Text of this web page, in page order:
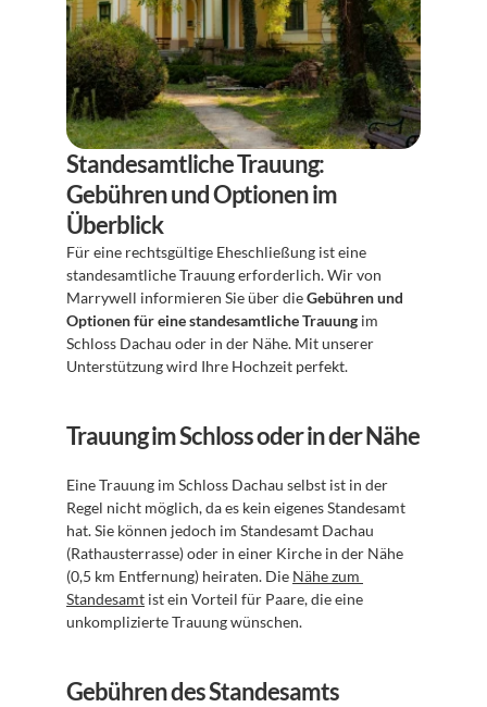
Standesamtliche Trauung:
Gebühren und Optionen im
Überblick
Für eine rechtsgültige Eheschließung ist eine
standesamtliche Trauung erforderlich. Wir von
Marrywell informieren Sie über die Gebühren und
Optionen für eine standesamtliche Trauung im
Schloss Dachau oder in der Nähe. Mit unserer
Unterstützung wird Ihre Hochzeit perfekt.
Trauung im Schloss oder in der Nähe
Eine Trauung im Schloss Dachau selbst ist in der
Regel nicht möglich, da es kein eigenes Standesamt
hat. Sie können jedoch im Standesamt Dachau
(Rathausterrasse) oder in einer Kirche in der Nähe
(0,5 km Entfernung) heiraten. Die Nähe zum
Standesamt ist ein Vorteil für Paare, die eine
unkomplizierte Trauung wünschen.
Gebühren des Standesamts